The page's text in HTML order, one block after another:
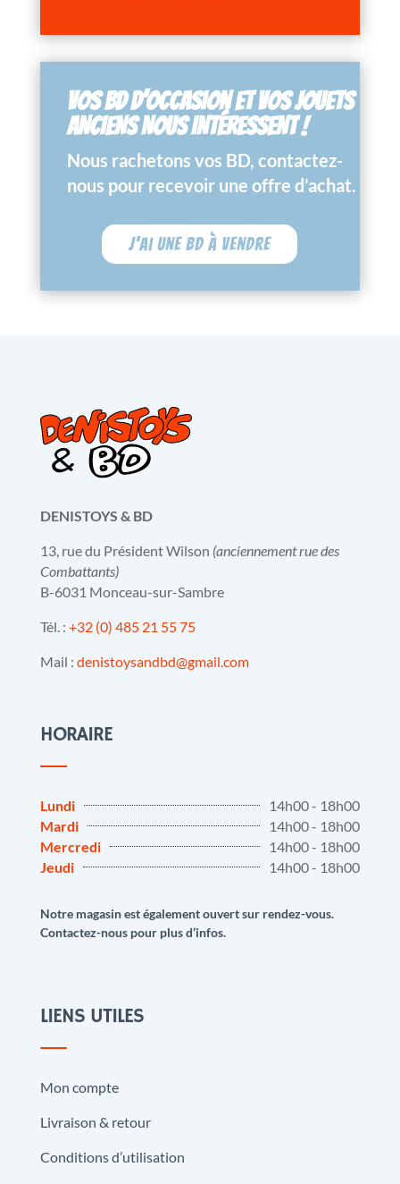
VOS BD D’OCCASION ET VOS JOUETS
ANCIENS NOUS INTÉRESSENT !
Nous rachetons vos BD, contactez-
nous pour recevoir une offre d’achat.
J'ai une BD à vendre
DENISTOYS & BD
13, rue du Président Wilson (anciennement rue des
Combattants)
B-6031 Monceau-sur-Sambre
Tél. : +32 (0) 485 21 55 75
Mail : denistoysandbd@gmail.com
HORAIRE
Lundi
14h00 - 18h00
Mardi
14h00 - 18h00
Mercredi
14h00 - 18h00
Jeudi
14h00 - 18h00
Notre magasin est également ouvert sur rendez-vous.
Contactez-nous pour plus d’infos.
LIENS UTILES
Mon compte
Livraison & retour
Conditions d’utilisation